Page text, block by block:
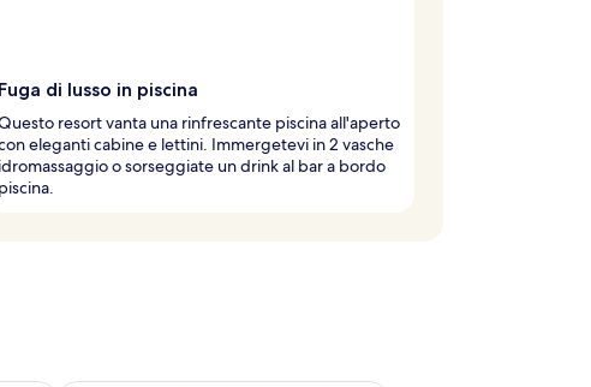
Fuga di lusso in piscina
resort vanta una rinfrescante piscina all'aperto
eleganti cabine e lettini. Immergetevi in 2 vasche
idromassaggio o sorseggiate un drink al bar a bordo
piscina.